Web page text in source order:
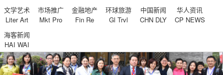
文学艺术
Liter Art
市场推广
Mkt Pro
金融地产
Fin Re
环球旅游
Gl Trvl
中国新闻
CHN DLY
华人资讯
CP NEWS
海客新闻
HAI WAI